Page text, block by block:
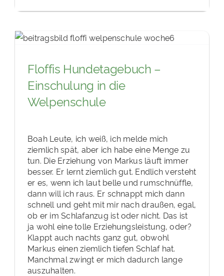
Floffis Hundetagebuch –
Einschulung in die
Welpenschule
Boah Leute, ich weiß, ich melde mich
ziemlich spät, aber ich habe eine Menge zu
tun. Die Erziehung von Markus läuft immer
besser. Er lernt ziemlich gut. Endlich versteht
er es, wenn ich laut belle und rumschnüffle,
dann will ich raus. Er schnappt mich dann
schnell und geht mit mir nach draußen, egal,
ob er im Schlafanzug ist oder nicht. Das ist
ja wohl eine tolle Erziehungsleistung, oder?
Klappt auch nachts ganz gut, obwohl
Markus einen ziemlich tiefen Schlaf hat.
Manchmal zwingt er mich dadurch lange
auszuhalten.